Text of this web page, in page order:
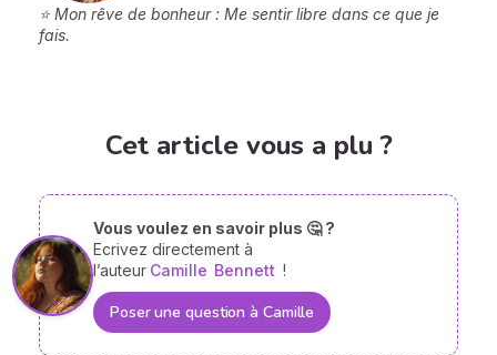
⭐ Mon rêve de bonheur : Me sentir libre dans ce que je
fais.
Cet article vous a plu ?
Vous voulez en savoir plus 🤔 ?
Ecrivez directement à
l’auteur Camille Bennett !
Poser une question à Camille